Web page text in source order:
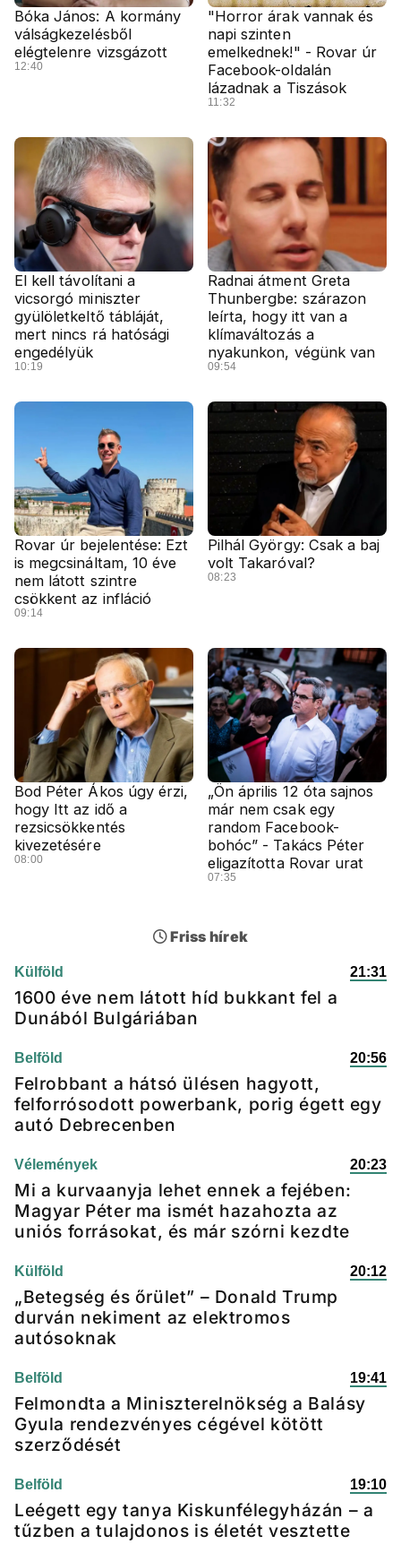
Bóka János: A kormány
válságkezelésből
elégtelenre vizsgázott
12:40
"Horror árak vannak és
napi szinten
emelkednek!" - Rovar úr
Facebook-oldalán
lázadnak a Tiszások
11:32
El kell távolítani a
vicsorgó miniszter
gyülöletkeltő tábláját,
mert nincs rá hatósági
engedélyük
10:19
Radnai átment Greta
Thunbergbe: szárazon
leírta, hogy itt van a
klímaváltozás a
nyakunkon, végünk van
09:54
Rovar úr bejelentése: Ezt
is megcsináltam, 10 éve
nem látott szintre
csökkent az infláció
09:14
Pilhál György: Csak a baj
volt Takaróval?
08:23
Bod Péter Ákos úgy érzi,
hogy Itt az idő a
rezsicsökkentés
kivezetésére
08:00
„Ön április 12 óta sajnos
már nem csak egy
random Facebook-
bohóc” - Takács Péter
eligazította Rovar urat
07:35
Friss hírek
Külföld 21:31
1600 éve nem látott híd bukkant fel a
Dunából Bulgáriában
Belföld 20:56
Felrobbant a hátsó ülésen hagyott,
felforrósodott powerbank, porig égett egy
autó Debrecenben
Vélemények 20:23
Mi a kurvaanyja lehet ennek a fejében:
Magyar Péter ma ismét hazahozta az
uniós forrásokat, és már szórni kezdte
Külföld 20:12
„Betegség és őrület” – Donald Trump
durván nekiment az elektromos
autósoknak
Belföld 19:41
Felmondta a Miniszterelnökség a Balásy
Gyula rendezvényes cégével kötött
szerződését
Belföld 19:10
Leégett egy tanya Kiskunfélegyházán – a
tűzben a tulajdonos is életét vesztette